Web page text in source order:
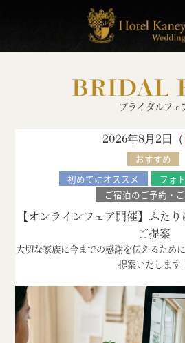
BRIDAL
ブライダルフェ
2026年8月2日（
おすすめ
初めてにオススメ
フォ
ご宿泊のご予約・
【オンラインフェア開催】ふた
ご提案
大切な家族に今までの感謝を伝えるため
提案いたします